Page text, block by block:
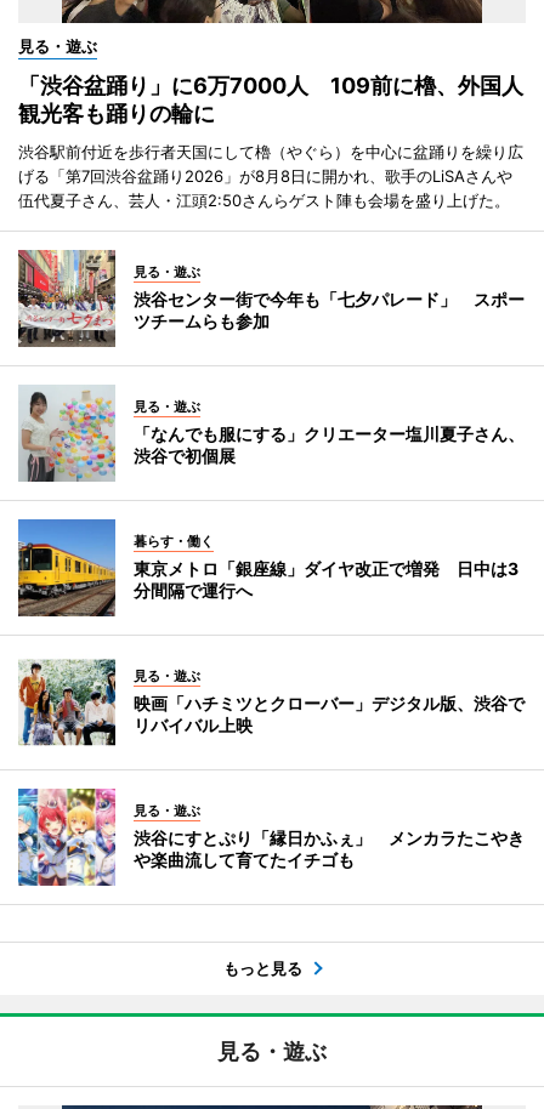
見る・遊ぶ
「渋谷盆踊り」に6万7000人 109前に櫓、外国人
観光客も踊りの輪に
渋谷駅前付近を歩行者天国にして櫓（やぐら）を中心に盆踊りを繰り広
げる「第7回渋谷盆踊り2026」が8月8日に開かれ、歌手のLiSAさんや
伍代夏子さん、芸人・江頭2:50さんらゲスト陣も会場を盛り上げた。
見る・遊ぶ
渋谷センター街で今年も「七夕パレード」 スポー
ツチームらも参加
見る・遊ぶ
「なんでも服にする」クリエーター塩川夏子さん、
渋谷で初個展
暮らす・働く
東京メトロ「銀座線」ダイヤ改正で増発 日中は3
分間隔で運行へ
見る・遊ぶ
映画「ハチミツとクローバー」デジタル版、渋谷で
リバイバル上映
見る・遊ぶ
渋谷にすとぷり「縁日かふぇ」 メンカラたこやき
や楽曲流して育てたイチゴも
もっと見る
見る・遊ぶ